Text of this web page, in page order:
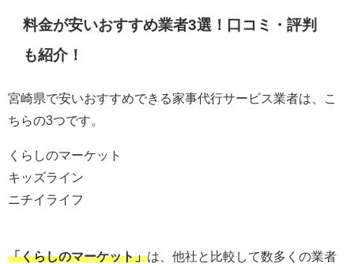
料金が安いおすすめ業者3選！口コミ・評判
も紹介！
宮崎県で安いおすすめできる家事代行サービス業者は、こ
ちらの3つです。
くらしのマーケット
キッズライン
ニチイライフ
「くらしのマーケット」は、他社と比較して数多くの業者